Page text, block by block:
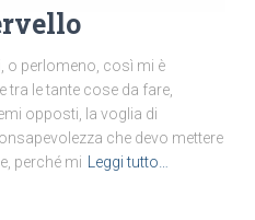
o perlomeno, così mi è
tra le tante cose da fare,
opposti, la voglia di
che devo mettere
perché mi
Leggi tutto…